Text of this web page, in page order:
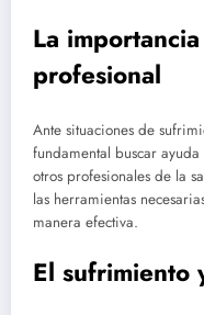
La
profesional
Ante situaciones de
fundamental buscar
otros profesionales de la
las herramientas
manera efectiva.
El sufrimiento